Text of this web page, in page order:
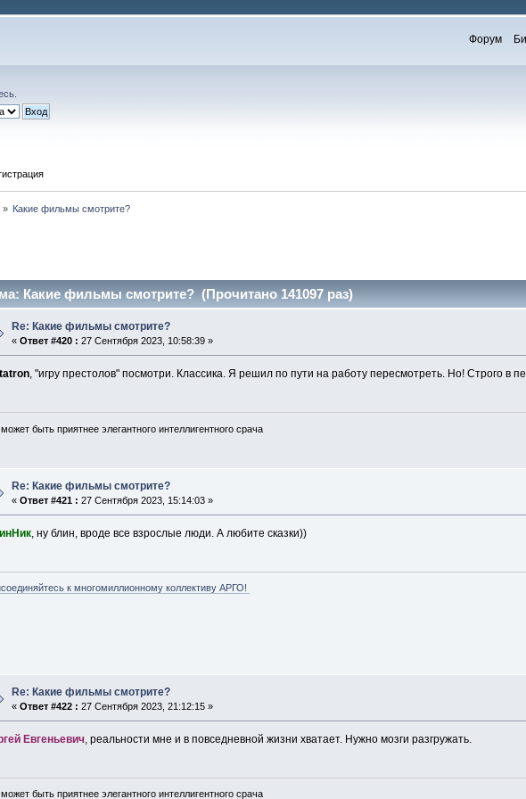
Форум
» Какие фильмы смотрите?
Какие фильмы смотрите? (Прочитано 141097 раз)
Re: Какие фильмы смотрите?
«Ответ #420 : 27 Сентября 2023, 10:58:39 »
, "игру престолов" посмотри. Классика. Я решил по пути на работу пересмотреть. Но! Строго в
быть приятнее элегантного интеллигентного срача
Re: Какие фильмы смотрите?
«Ответ #421 : 27 Сентября 2023, 15:14:03 »
, ну блин, вроде все взрослые люди. А любите сказки))
к многомиллионному коллективу АРГО!
Re: Какие фильмы смотрите?
«Ответ #422 : 27 Сентября 2023, 21:12:15 »
Евгеньевич, реальности мне и в повседневной жизни хватает. Нужно мозги разгружать.
быть приятнее элегантного интеллигентного срача